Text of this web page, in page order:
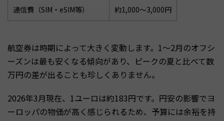
通信費（SIM・eSIM等） 約1,000〜3,000円
航空券は時期によって大きく変動します。1〜2月のオフシ
ーズンは最も安くなる傾向があり、ピークの夏と比べて数
万円の差が出ることも珍しくありません。
2026年3月現在、1ユーロは約183円です。円安の影響でヨ
ーロッパの物価が高く感じられるため、予算には余裕を持